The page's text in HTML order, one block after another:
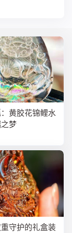
黄胶花锦鲤水
梦
守护的礼盒装